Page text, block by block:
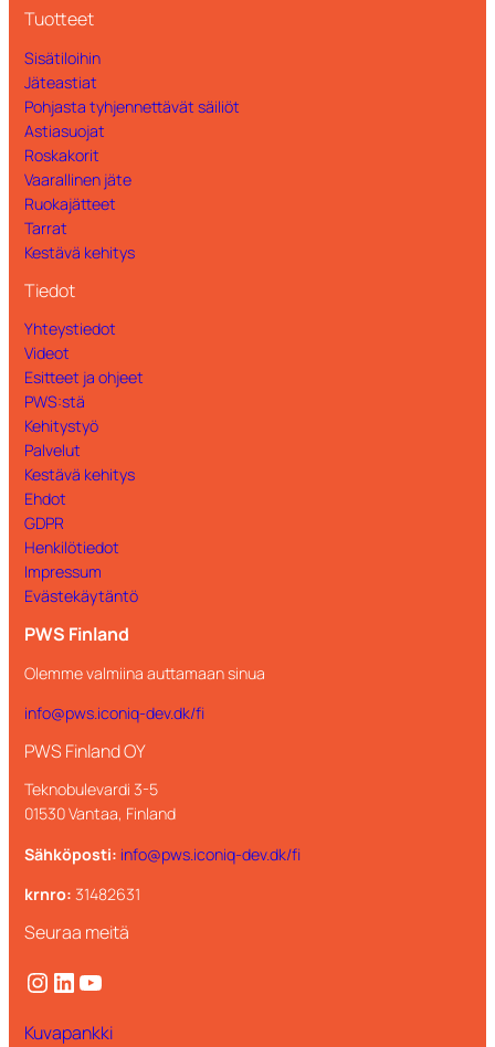
Tuotteet
Sisätiloihin
Jäteastiat
Pohjasta tyhjennettävät säiliöt
Astiasuojat
Roskakorit
Vaarallinen jäte
Ruokajätteet
Tarrat
Kestävä kehitys
Tiedot
Yhteystiedot
Videot
Esitteet ja ohjeet
PWS:stä
Kehitystyö
Palvelut
Kestävä kehitys
Ehdot
GDPR
Henkilötiedot
Impressum
Evästekäytäntö
PWS Finland
Olemme valmiina auttamaan sinua
info@pws.iconiq-dev.dk/fi
PWS Finland OY
Teknobulevardi 3-5
01530 Vantaa, Finland
Sähköposti: info@pws.iconiq-dev.dk/fi
krnro: 31482631
Seuraa meitä
Instagram LinkedIn YouTube
Kuvapankki